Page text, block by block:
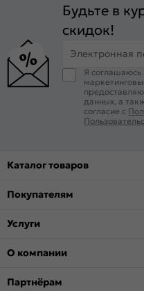
Будьте в
скидок!
Электронная
Я соглашаюсь
данных, а
согласие с
Каталог товаров
Покупателям
Услуги
О компании
Партнёрам